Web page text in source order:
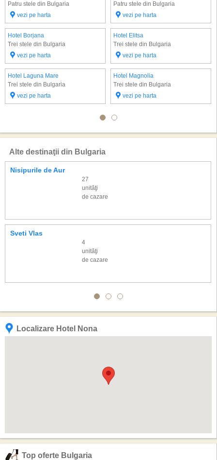
Patru stele din Bulgaria
vezi pe harta
Patru stele din Bulgaria
vezi pe harta
Hotel Borjana
Trei stele din Bulgaria
vezi pe harta
Hotel Elitsa
Trei stele din Bulgaria
vezi pe harta
Hotel Laguna Mare
Trei stele din Bulgaria
vezi pe harta
Hotel Magnolia
Trei stele din Bulgaria
vezi pe harta
Alte destinaţii din Bulgaria
Nisipurile de Aur
27
unităţi
de cazare
Sveti Vlas
4
unităţi
de cazare
Localizare Hotel Nona
Top oferte Bulgaria